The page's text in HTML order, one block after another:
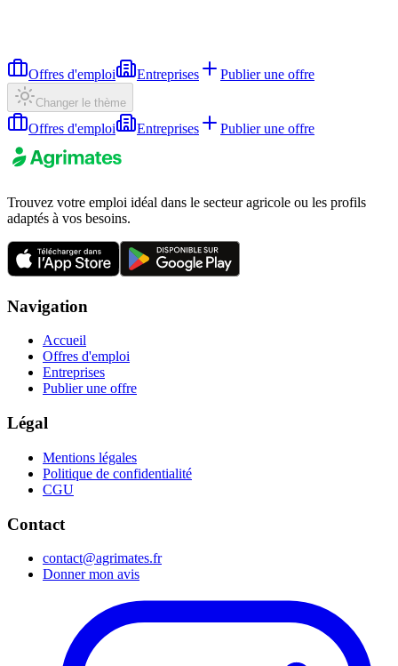
Offres d'emploi Entreprises Publier une offre
Changer le thème
Offres d'emploi Entreprises Publier une offre
Trouvez votre emploi idéal dans le secteur agricole ou les profils
adaptés à vos besoins.
Navigation
Accueil
Offres d'emploi
Entreprises
Publier une offre
Légal
Mentions légales
Politique de confidentialité
CGU
Contact
contact@agrimates.fr
Donner mon avis